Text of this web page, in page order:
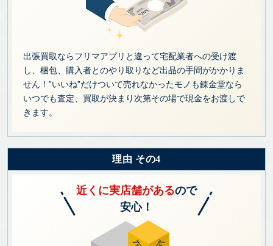
出張買取ならフリマアプリと違って宅配業者への受け渡
し、梱包、購入者とのやり取りなど出品の手間がかかりま
せん！”いいね”だけついて売れなかったモノも錬金堂なら
いつでも査定、買取が決まり次第その場で現金をお渡しで
きます。
理由 その4
近くに実店舗があるので
安心！